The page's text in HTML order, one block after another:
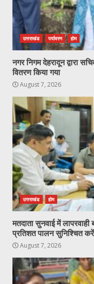
उत्तराखंड पर्यावरण होम
नगर निगम देहरादून द्वारा
वितरण किया गया
August 7, 2026
उत्तराखंड होम
मतदाता सुनवाई में लापरवाही
प्रतिशत पालन सुनिश्चित
August 7, 2026